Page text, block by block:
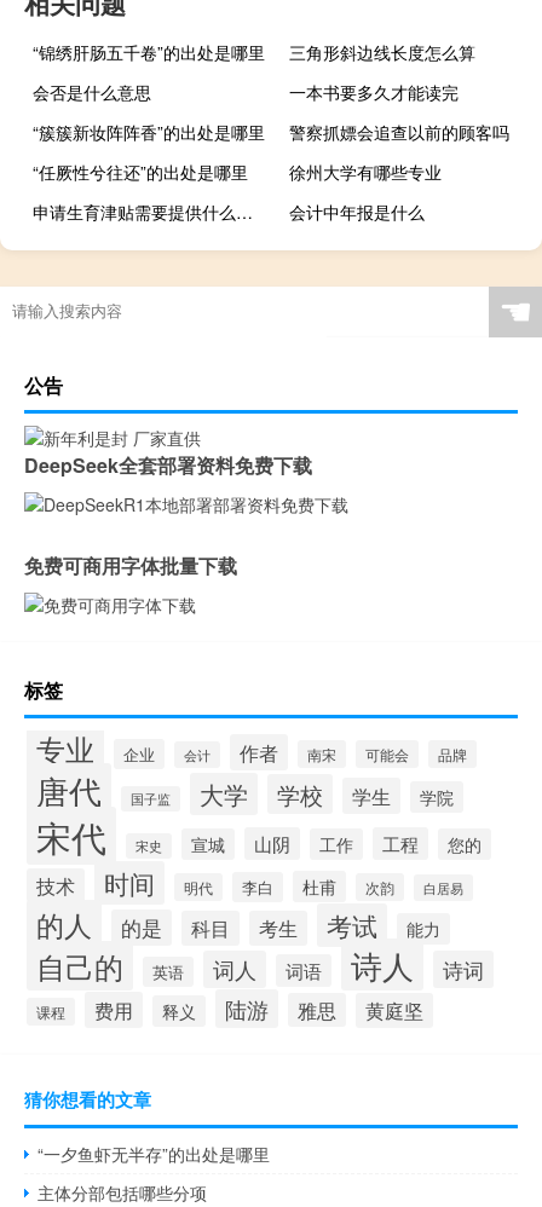
“锦绣肝肠五千卷”的出处是哪里
三角形斜边线长度怎么算
会否是什么意思
一本书要多久才能读完
“簇簇新妆阵阵香”的出处是哪里
警察抓嫖会追查以前的顾客吗
“任厥性兮往还”的出处是哪里
徐州大学有哪些专业
申请生育津贴需要提供什么材料
会计中年报是什么
☚
公告
DeepSeek全套部署资料免费下载
免费可商用字体批量下载
标签
专业 企业 会计 作者 南宋 可能会 品牌
唐代 国子监 大学 学校 学生 学院
宋代 宋史 宣城 山阴 工作 工程 您的
技术 时间 明代 李白 杜甫 次韵 白居易
的人 的是 科目 考生 考试 能力
自己的 英语 词人 词语 诗人 诗词
课程 费用 释义 陆游 雅思 黄庭坚
猜你想看的文章
“一夕鱼虾无半存”的出处是哪里
主体分部包括哪些分项